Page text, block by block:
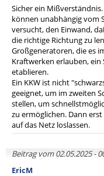
Sicher ein
können unabhängig vom
versucht, den Einwand,
die richtige Richtung zu
Großgeneratoren, die es
Kraftwerken erlauben,
etablieren.
Ein KKW ist nicht
geeignet, um im zweiten
stellen, um
zu ermöglichen. Dann
auf das Netz loslassen.
Beitrag vom 02.05.2025 -
EricM